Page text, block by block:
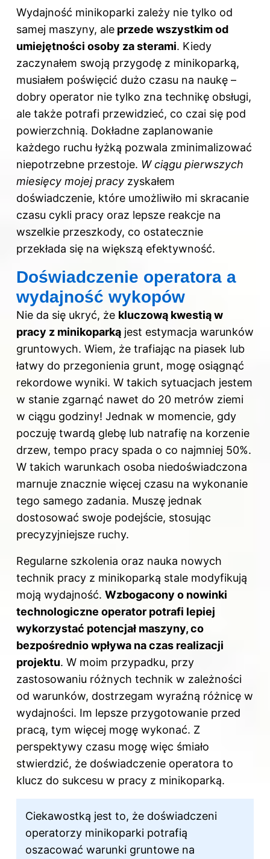
Wydajność minikoparki zależy nie tylko od
samej maszyny, ale przede wszystkim od
umiejętności osoby za sterami. Kiedy
zaczynałem swoją przygodę z minikoparką,
musiałem poświęcić dużo czasu na naukę –
dobry operator nie tylko zna technikę obsługi,
ale także potrafi przewidzieć, co czai się pod
powierzchnią. Dokładne zaplanowanie
każdego ruchu łyżką pozwala zminimalizować
niepotrzebne przestoje. W ciągu pierwszych
miesięcy mojej pracy zyskałem
doświadczenie, które umożliwiło mi skracanie
czasu cykli pracy oraz lepsze reakcje na
wszelkie przeszkody, co ostatecznie
przekłada się na większą efektywność.
Doświadczenie operatora a
wydajność wykopów
Nie da się ukryć, że kluczową kwestią w
pracy z minikoparką jest estymacja warunków
gruntowych. Wiem, że trafiając na piasek lub
łatwy do przegonienia grunt, mogę osiągnąć
rekordowe wyniki. W takich sytuacjach jestem
w stanie zgarnąć nawet do 20 metrów ziemi
w ciągu godziny! Jednak w momencie, gdy
poczuję twardą glebę lub natrafię na korzenie
drzew, tempo pracy spada o co najmniej 50%.
W takich warunkach osoba niedoświadczona
marnuje znacznie więcej czasu na wykonanie
tego samego zadania. Muszę jednak
dostosować swoje podejście, stosując
precyzyjniejsze ruchy.
Regularne szkolenia oraz nauka nowych
technik pracy z minikoparką stale modyfikują
moją wydajność. Wzbogacony o nowinki
technologiczne operator potrafi lepiej
wykorzystać potencjał maszyny, co
bezpośrednio wpływa na czas realizacji
projektu. W moim przypadku, przy
zastosowaniu różnych technik w zależności
od warunków, dostrzegam wyraźną różnicę w
wydajności. Im lepsze przygotowanie przed
pracą, tym więcej mogę wykonać. Z
perspektywy czasu mogę więc śmiało
stwierdzić, że doświadczenie operatora to
klucz do sukcesu w pracy z minikoparką.
Ciekawostką jest to, że doświadczeni
operatorzy minikoparki potrafią
oszacować warunki gruntowe na